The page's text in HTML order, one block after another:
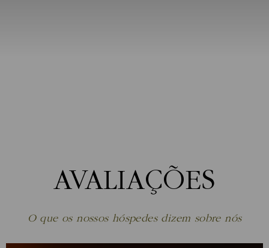
AVALIAÇÕES
O que os nossos hóspedes dizem sobre nós